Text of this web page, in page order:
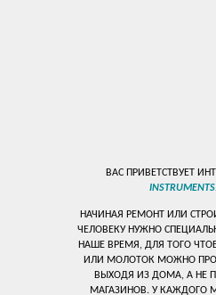
ВАС ПРИВЕТСТВУЕТ
НАЧИНАЯ РЕМОНТ ИЛИ
ЧЕЛОВЕКУ НУЖНО
НАШЕ ВРЕМЯ, ДЛЯ ТОГО
ИЛИ МОЛОТОК МОЖНО
ВЫХОДЯ ИЗ ДОМА, А НЕ
МАГАЗИНОВ. У КАЖДОГО